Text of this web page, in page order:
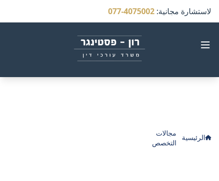
لاستشارة مجانية:
077-4075002
الرئيسية
مجالات
التخصص